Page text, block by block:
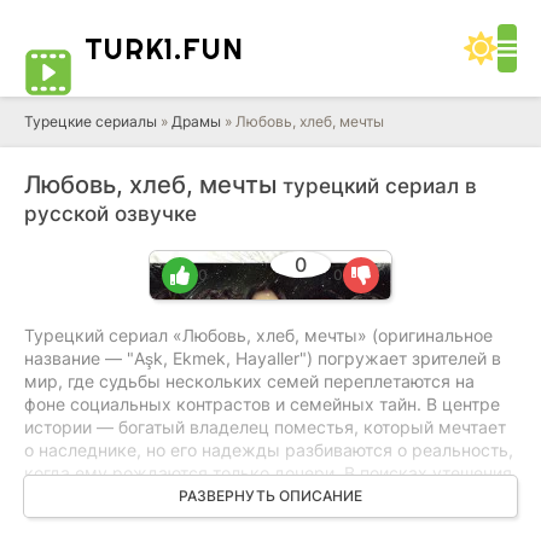
TURK1.FUN
Турецкие сериалы » Драмы » Любовь, хлеб, мечты
Любовь, хлеб, мечты турецкий сериал в
русской озвучке
0
0 0
Турецкий сериал «Любовь, хлеб, мечты» (оригинальное
название — "Aşk, Ekmek, Hayaller") погружает зрителей в
мир, где судьбы нескольких семей переплетаются на
фоне социальных контрастов и семейных тайн. В центре
истории — богатый владелец поместья, который мечтает
о наследнике, но его надежды разбиваются о реальность,
когда ему рождаются только дочери. В поисках утешения
он начинает роман с молодой служанкой, не подозревая,
что эта тайная связь приведет к неожиданным
РАЗВЕРНУТЬ ОПИСАНИЕ